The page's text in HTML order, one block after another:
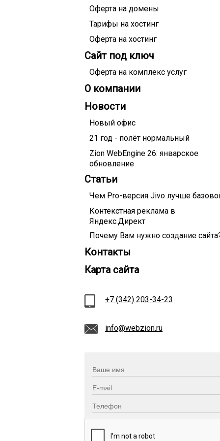
Оферта на домены
Тарифы на хостинг
Оферта на хостинг
Сайт под ключ
Оферта на комплекс услуг
О компании
Новости
Новый офис
21 год - полёт нормальный
Zion WebEngine 26: январское
обновление
Статьи
Чем Pro-версия Jivo лучше
Контекстная реклама в
Яндекс.Директ
Почему Вам нужно создание
Контакты
Карта сайта
+7 (342) 203-34-23
info@webzion.ru